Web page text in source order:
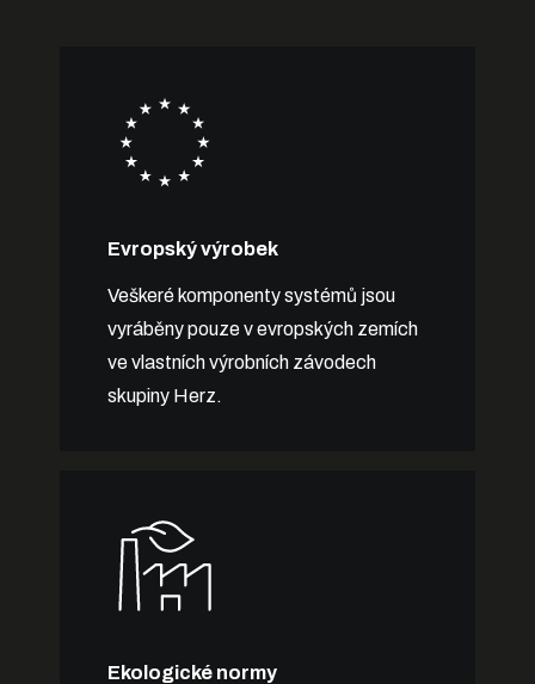
Evropský výrobek
Veškeré komponenty systémů jsou
vyráběny pouze v evropských zemích
ve vlastních výrobních závodech
skupiny Herz.
Ekologické normy